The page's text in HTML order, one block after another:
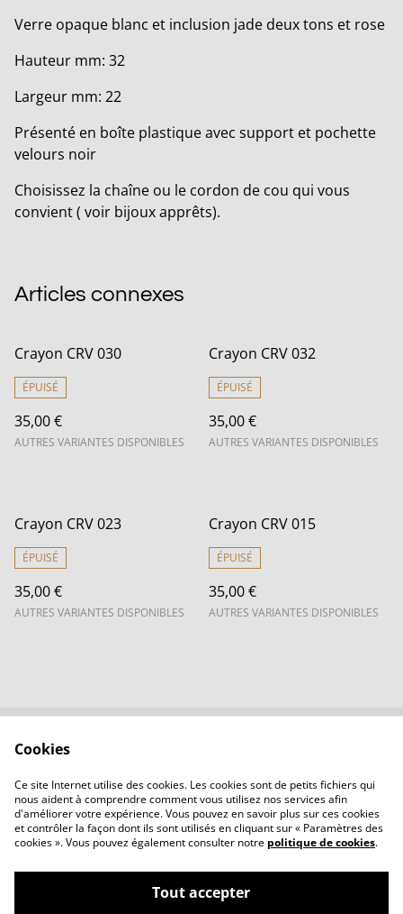
Verre opaque blanc et inclusion jade deux tons et rose
Hauteur mm: 32
Largeur mm: 22
Présenté en boîte plastique avec support et pochette
velours noir
Choisissez la chaîne ou le cordon de cou qui vous
convient ( voir bijoux apprêts).
Articles connexes
Crayon CRV 030
ÉPUISÉ
35,00 €
AUTRES VARIANTES DISPONIBLES
Crayon CRV 032
ÉPUISÉ
35,00 €
AUTRES VARIANTES DISPONIBLES
Crayon CRV 023
ÉPUISÉ
35,00 €
AUTRES VARIANTES DISPONIBLES
Crayon CRV 015
ÉPUISÉ
35,00 €
AUTRES VARIANTES DISPONIBLES
Politique de
confidentialité
Politique de cookies
Cookies
Ce site Internet utilise des cookies. Les cookies sont de petits fichiers qui
nous aident à comprendre comment vous utilisez nos services afin
d'améliorer votre expérience. Vous pouvez en savoir plus sur ces cookies
et contrôler la façon dont ils sont utilisés en cliquant sur « Paramètres des
cookies ». Vous pouvez également consulter notre politique de cookies.
Tout accepter